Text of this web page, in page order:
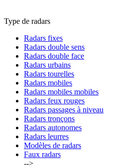
Type de radars
Radars fixes
Radars double sens
Radars double face
Radars urbains
Radars tourelles
Radars mobiles
Radars mobiles mobiles
Radars feux rouges
Radars passages à niveau
Radars tronçons
Radars autonomes
Radars leurres
Modèles de radars
Faux radars
-->